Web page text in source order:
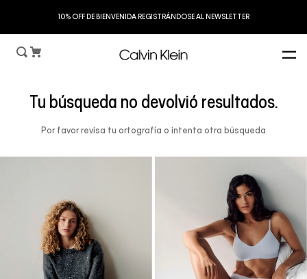
10% OFF DE BIENVENIDA REGISTRÁNDOSE AL NEWSLETTER
Tu búsqueda no devolvió resultados.
Por favor revisa tu ortografía o intenta otra búsqueda